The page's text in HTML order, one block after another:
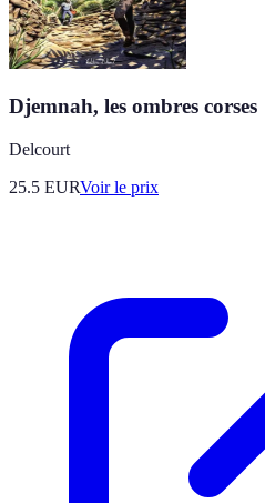
Djemnah, les ombres corses
Delcourt
25.5 EURVoir le prix